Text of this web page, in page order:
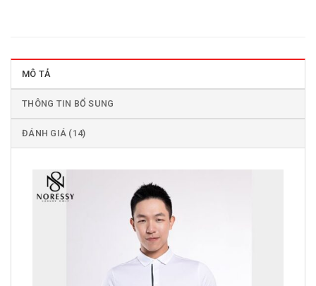
MÔ TẢ
THÔNG TIN BỔ SUNG
ĐÁNH GIÁ (14)